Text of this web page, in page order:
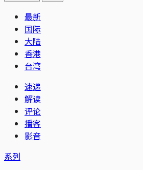
最新
国际
大陆
香港
台湾
速递
解读
评论
播客
影音
系列